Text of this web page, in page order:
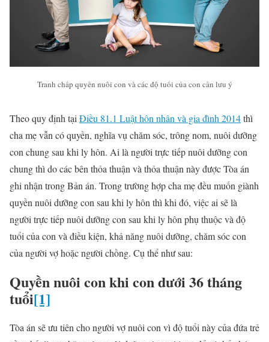
Tranh chấp quyền nuôi con và các độ tuổi của con cần lưu ý
Theo quy định tại Điều 81.1 Luật hôn nhân và gia đình 2014thì
cha mẹ vẫn có quyền, nghĩa vụ chăm sóc, trông nom, nuôi dưỡng
con chung sau khi ly hôn. Ai là người trực tiếp nuôi dưỡng con
chung thì do các bên thỏa thuận và thỏa thuận này được Tòa án
ghi nhận trong Bản án. Trong trường hợp cha mẹ đều muốn giành
quyền nuôi dưỡng con sau khi ly hôn thì khi đó, việc ai sẽ là
người trực tiếp nuôi dưỡng con sau khi ly hôn phụ thuộc và độ
tuổi của con và điều kiện, khả năng nuôi dưỡng, chăm sóc con
của người vợ hoặc người chồng. Cụ thể như sau:
Quyền nuôi con khi con dưới 36 tháng
tuổi[1]
Tòa án sẽ ưu tiên cho người vợ nuôi con vì độ tuổi này của đứa trẻ